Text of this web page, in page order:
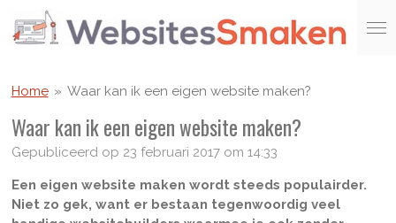
Ga
direct
hoofdinhoud
Home » Waar kan ik een eigen website maken?
Waar kan ik een eigen website maken?
Gepubliceerd op 23 februari 2017 om 14:33
Een eigen website maken wordt steeds populairder.
Niet zo gek, want er bestaan tegenwoordig veel